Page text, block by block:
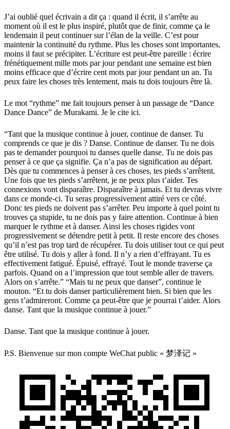
J’ai oublié quel écrivain a dit ça : quand il écrit, il s’arrête au
moment où il est le plus inspiré, plutôt que de finir, comme ça le
lendemain il peut continuer sur l’élan de la veille. C’est pour
maintenir la continuité du rythme. Plus les choses sont importantes,
moins il faut se précipiter. L’écriture est peut-être pareille : écrire
frénétiquement mille mots par jour pendant une semaine est bien
moins efficace que d’écrire cent mots par jour pendant un an. Tu
peux faire les choses très lentement, mais tu dois toujours être là.
Le mot “rythme” me fait toujours penser à un passage de “Dance
Dance Dance” de Murakami. Je le cite ici.
“Tant que la musique continue à jouer, continue de danser. Tu
comprends ce que je dis ? Danse. Continue de danser. Tu ne dois
pas te demander pourquoi tu danses quelle danse. Tu ne dois pas
penser à ce que ça signifie. Ça n’a pas de signification au départ.
Dès que tu commences à penser à ces choses, tes pieds s’arrêtent.
Une fois que tes pieds s’arrêtent, je ne peux plus t’aider. Tes
connexions vont disparaître. Disparaître à jamais. Et tu devras vivre
dans ce monde-ci. Tu seras progressivement attiré vers ce côté.
Donc tes pieds ne doivent pas s’arrêter. Peu importe à quel point tu
trouves ça stupide, tu ne dois pas y faire attention. Continue à bien
marquer le rythme et à danser. Ainsi les choses rigides vont
progressivement se détendre petit à petit. Il reste encore des choses
qu’il n’est pas trop tard de récupérer. Tu dois utiliser tout ce qui peut
être utilisé. Tu dois y aller à fond. Il n’y a rien d’effrayant. Tu es
effectivement fatigué. Épuisé, effrayé. Tout le monde traverse ça
parfois. Quand on a l’impression que tout semble aller de travers.
Alors on s’arrête.” “Mais tu ne peux que danser”, continue le
mouton. “Et tu dois danser particulièrement bien. Si bien que les
gens t’admireront. Comme ça peut-être que je pourrai t’aider. Alors
danse. Tant que la musique continue à jouer.”
Danse. Tant que la musique continue à jouer.
P.S. Bienvenue sur mon compte WeChat public « 梦泽记 »